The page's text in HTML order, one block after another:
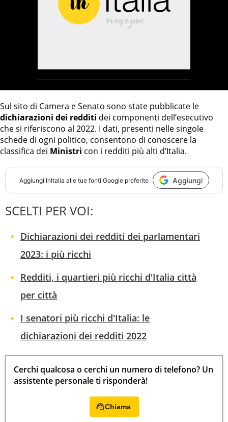
Sul sito di Camera e Senato sono state pubblicate le
dichiarazioni dei redditi dei componenti dell’esecutivo
che si riferiscono al 2022. I dati, presenti nelle singole
schede di ogni politico, consentono di conoscere la
classifica dei Ministri con i redditi più alti d’Italia.
Aggiungi InItalia alle tue fonti Google preferite Aggiungi
SCELTI PER VOI:
Dichiarazioni dei redditi dei parlamentari
2023: i più ricchi
Redditi, i quartieri più ricchi d'Italia città
per città
I senatori più ricchi d'Italia: le
dichiarazioni dei redditi 2022
Cerchi qualcosa o cerchi un numero di telefono? Un
assistente personale ti risponderà!
Chiama